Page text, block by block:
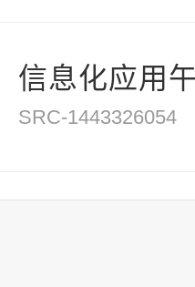
信息化应用
SRC-1443326054